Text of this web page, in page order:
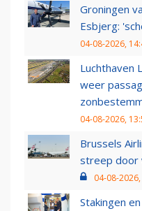
Groningen
Esbjerg:
04-08-2026,
Luchthaven
weer
04-08-2026,
Brussels
streep door
04-08-
Stakingen